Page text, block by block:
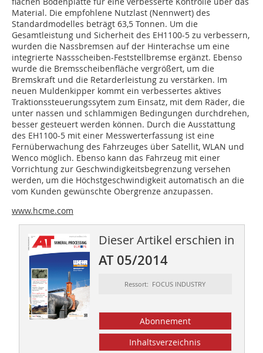
Material. Die empfohlene Nutzlast (Nennwert) des
Standardmodelles beträgt 63,5 Tonnen. Um die
Gesamtleistung und Sicherheit des EH1100-5 zu verbessern,
wurden die Nassbremsen auf der Hinterachse um eine
integrierte Nassscheiben-Feststellbremse ergänzt. Ebenso
wurde die Bremsscheibenfläche vergrößert, um die
Bremskraft und die Retarderleistung zu verstärken. Im
neuen Muldenkipper kommt ein verbessertes aktives
Traktionssteuerungssytem zum Einsatz, mit dem Räder, die
unter nassen und schlammigen Bedingungen durchdrehen,
besser gesteuert werden können. Durch die Ausstattung
des EH1100-5 mit einer Messwerterfassung ist eine
Fernüberwachung des Fahrzeuges über Satellit, WLAN und
Wenco möglich. Ebenso kann das Fahrzeug mit einer
Vorrichtung zur Geschwindigkeitsbegrenzung versehen
werden, um die Höchstgeschwindigkeit automatisch an die
vom Kunden gewünschte Obergrenze anzupassen.
www.hcme.com
Dieser Artikel erschien in
AT 05/2014
Ressort: FOCUS INDUSTRY
Abonnement
Inhaltsverzeichnis